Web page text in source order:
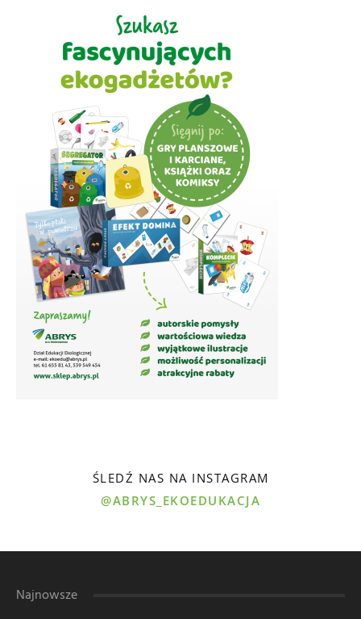
ŚLEDŹ NAS NA INSTAGRAM
@ABRYS_EKOEDUKACJA
Najnowsze